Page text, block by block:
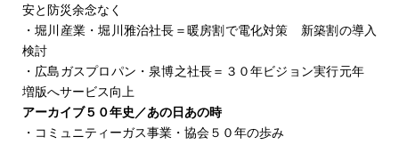
安と防災余念なく
・堀川産業・堀川雅治社長＝暖房割で電化対策 新築割の導入
検討
・広島ガスプロパン・泉博之社長＝３０年ビジョン実行元年
増版へサービス向上
アーカイブ５０年史／あの日あの時
・コミュニティーガス事業・協会５０年の歩み